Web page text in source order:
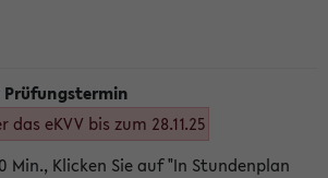
eKVV bis zum 28.11.25
Min., Klicken Sie auf "In Stundenplan